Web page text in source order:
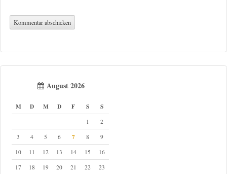
August 2026
M D M D F S S
1
2
3
4 5 6 7 8
9
10
11 12 13 14 15
16
17
18 19 20 21 22
23